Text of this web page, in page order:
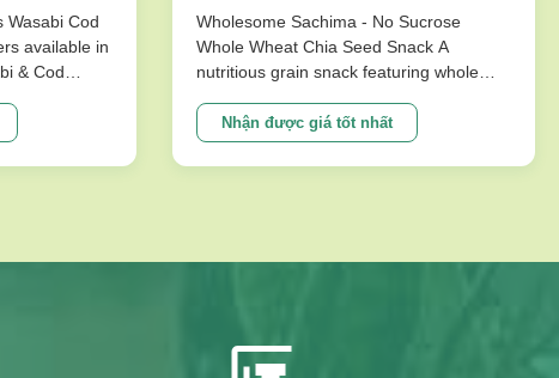
Wasabi Cod
available in
& Cod
that
Sucrose, Hạn Sử Dụng Dài
cho Đồ Ăn Vặt Lành Mạnh
Wholesome Sachima - No Sucrose
Whole Wheat Chia Seed Snack A
nutritious grain snack featuring whole
formulated without sucrose for healthy
energy needs. Perfect for health-
conscious consumers seeking long shelf
Nhận được giá tốt nhất